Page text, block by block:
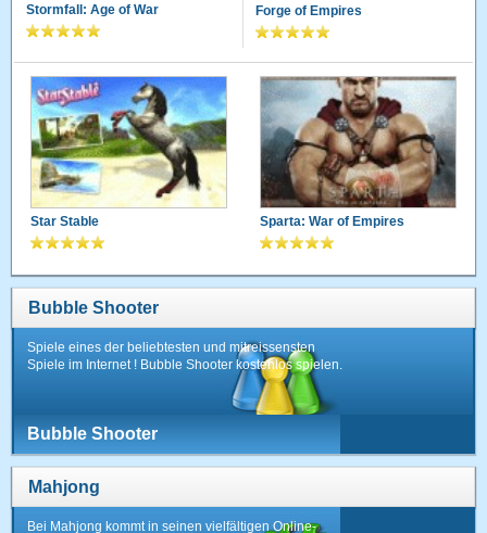
Stormfall: Age of War Forge of Empires
Star Stable Sparta: War of Empires
Bubble Shooter
Spiele eines der beliebtesten und mitreissensten
Spiele im Internet ! Bubble Shooter kostenlos spielen.
Bubble Shooter
Mahjong
Bei Mahjong kommt in seinen vielfältigen Online-